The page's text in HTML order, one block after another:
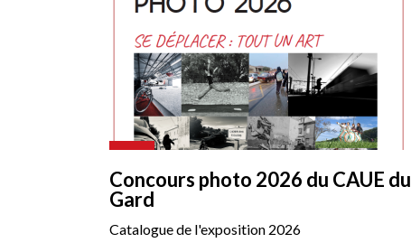
Concours photo 2026 du CAUE du
Gard
Catalogue de l'exposition 2026